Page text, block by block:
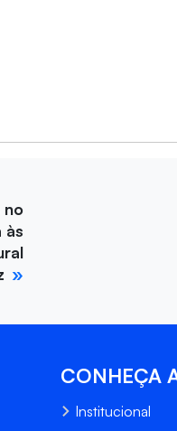
no
às
CONHEÇA
Institucional